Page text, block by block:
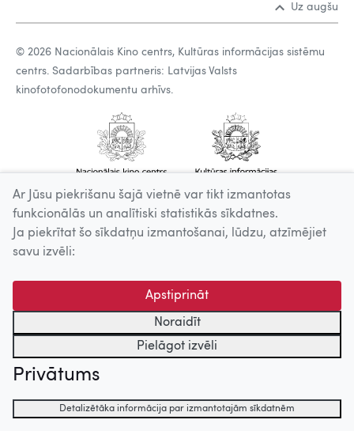
Uz augšu
© 2026 Nacionālais Kino centrs, Kultūras informācijas sistēmu
centrs. Sadarbības partneris: Latvijas Valsts
kinofotofonodokumentu arhīvs.
Ar Jūsu piekrišanu šajā vietnē var tikt izmantotas
funkcionālās un analītiski statistikās sīkdatnes.
Ja piekrītat šo sīkdatņu izmantošanai, lūdzu, atzīmējiet
savu izvēli:
Apstiprināt
Noraidīt
Pielāgot izvēli
Privātums
Detalizētāka informācija par izmantotajām sīkdatnēm